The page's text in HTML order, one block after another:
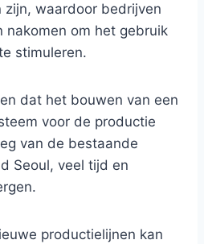
waardoor bedrijven
nakomen om het gebruik
stimuleren.
dat het bouwen van een
voor de productie
van de bestaande
Seoul, veel tijd en
productielijnen kan